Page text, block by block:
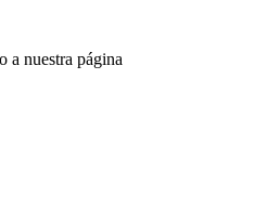
a nuestra página